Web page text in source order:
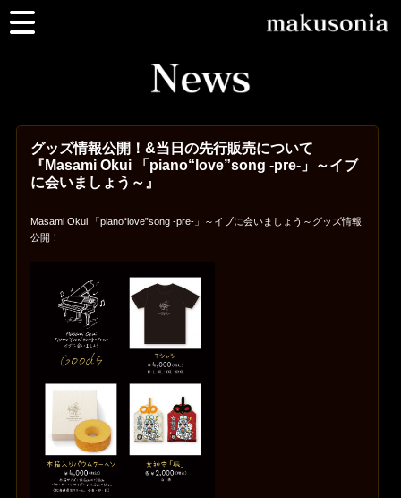
グッズ情報公開！&当日の先行販売について
『Masami Okui 「piano“love”song -pre-」～イブ
に会いましょう～』
Masami Okui 「piano“love”song -pre-」～イブに会いましょう～グッズ情報
公開！